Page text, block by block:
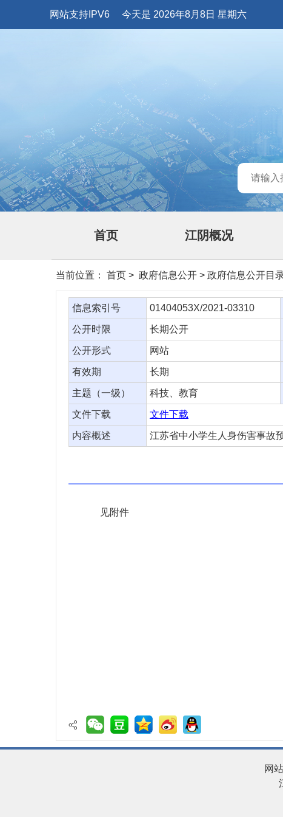
网站支持IPV6 今天是 2026年8月8日 星期六
首页 江阴概况
当前位置： 首页 > 政府信息公开 > 政府信息公开目
信息索引号 01404053X/2021-03310
公开时限 长期公开
公开形式 网站
有效期 长期
主题（一级） 科技、教育
文件下载 文件下载
内容概述 江苏省中小学生人身伤害事故
见附件
网